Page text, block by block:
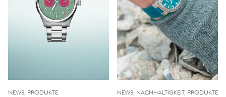
NEWS, PRODUKTE NEWS, NACHHALTIGKEIT, PRODUKTE